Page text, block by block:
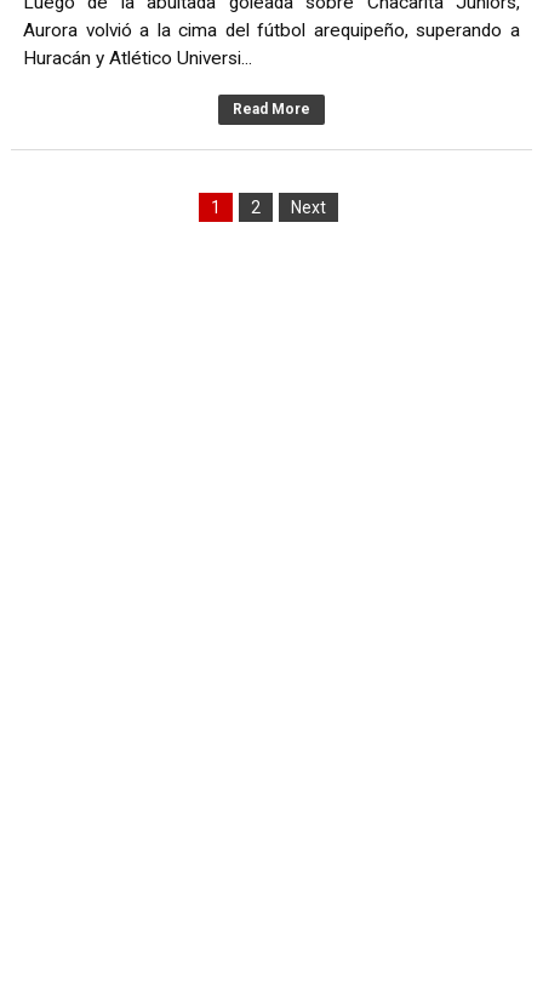
Aurora volvió a la cima del fútbol arequipeño, superando a
Huracán y Atlético Universi...
Read More
1 2 Next